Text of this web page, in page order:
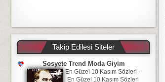
Takip Edilesi Siteler
Sosyete Trend Moda Giyim
En Güzel 10 Kasım Sözleri -
En Güzel 10 Kasım Sözleri